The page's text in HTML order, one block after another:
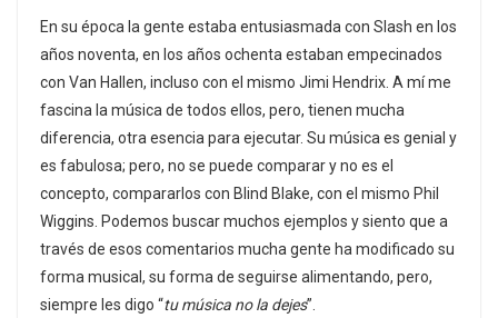
En su época la gente estaba entusiasmada con Slash en los
años noventa, en los años ochenta estaban empecinados
con Van Hallen, incluso con el mismo Jimi Hendrix. A mí me
fascina la música de todos ellos, pero, tienen mucha
diferencia, otra esencia para ejecutar. Su música es genial y
es fabulosa; pero, no se puede comparar y no es el
concepto, compararlos con Blind Blake, con el mismo Phil
Wiggins. Podemos buscar muchos ejemplos y siento que a
través de esos comentarios mucha gente ha modificado su
forma musical, su forma de seguirse alimentando, pero,
siempre les digo “tu música no la dejes”.